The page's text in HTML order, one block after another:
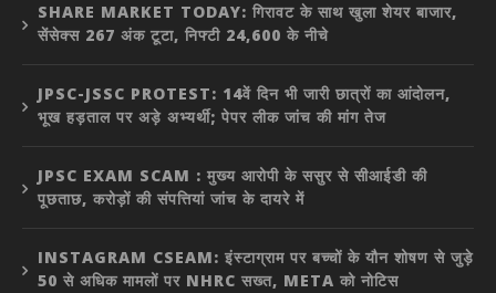
SHARE MARKET TODAY: गिरावट के साथ खुला शेयर बाजार,
सेंसेक्स 267 अंक टूटा, निफ्टी 24,600 के नीचे
JPSC-JSSC PROTEST: 14वें दिन भी जारी छात्रों का आंदोलन,
भूख हड़ताल पर अड़े अभ्यर्थी; पेपर लीक जांच की मांग तेज
JPSC EXAM SCAM : मुख्य आरोपी के ससुर से सीआईडी की
पूछताछ, करोड़ों की संपत्तियां जांच के दायरे में
INSTAGRAM CSEAM: इंस्टाग्राम पर बच्चों के यौन शोषण से जुड़े
50 से अधिक मामलों पर NHRC सख्त, META को नोटिस